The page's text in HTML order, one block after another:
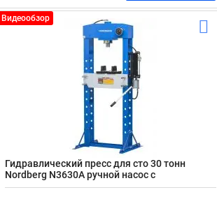
Видеообзор
Гидравлический пресс для сто 30 тонн
Nordberg N3630А ручной насос с
пневмоприводом